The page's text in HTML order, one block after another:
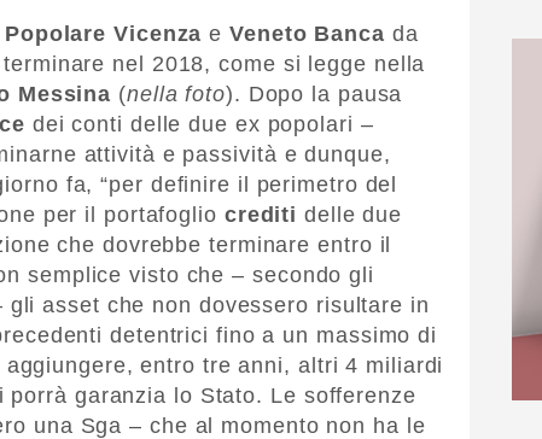
Popolare Vicenza eVeneto Banca da
nel 2018, come si legge nella
Messina (nella foto). Dopo la pausa
dei conti delle due ex popolari –
attività e passività e dunque,
fa, “per definire il perimetro del
per il portafoglio crediti delle due
che dovrebbe terminare entro il
semplice visto che – secondo gli
gli asset che non dovessero risultare in
detentrici fino a un massimo di
entro tre anni, altri 4 miliardi
garanzia lo Stato. Le sofferenze
una Sga – che al momento non ha le